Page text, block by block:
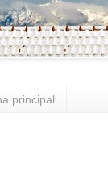
principal